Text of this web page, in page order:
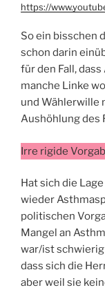
https://
So ein bisschen
schon darin
für den Fall,
manche Linke
und Wählerwille
Aushöhlung des
Irre rigide
Hat sich die
wieder
politischen
Mangel an
war/ist schwierig
dass sich die
aber weil sie